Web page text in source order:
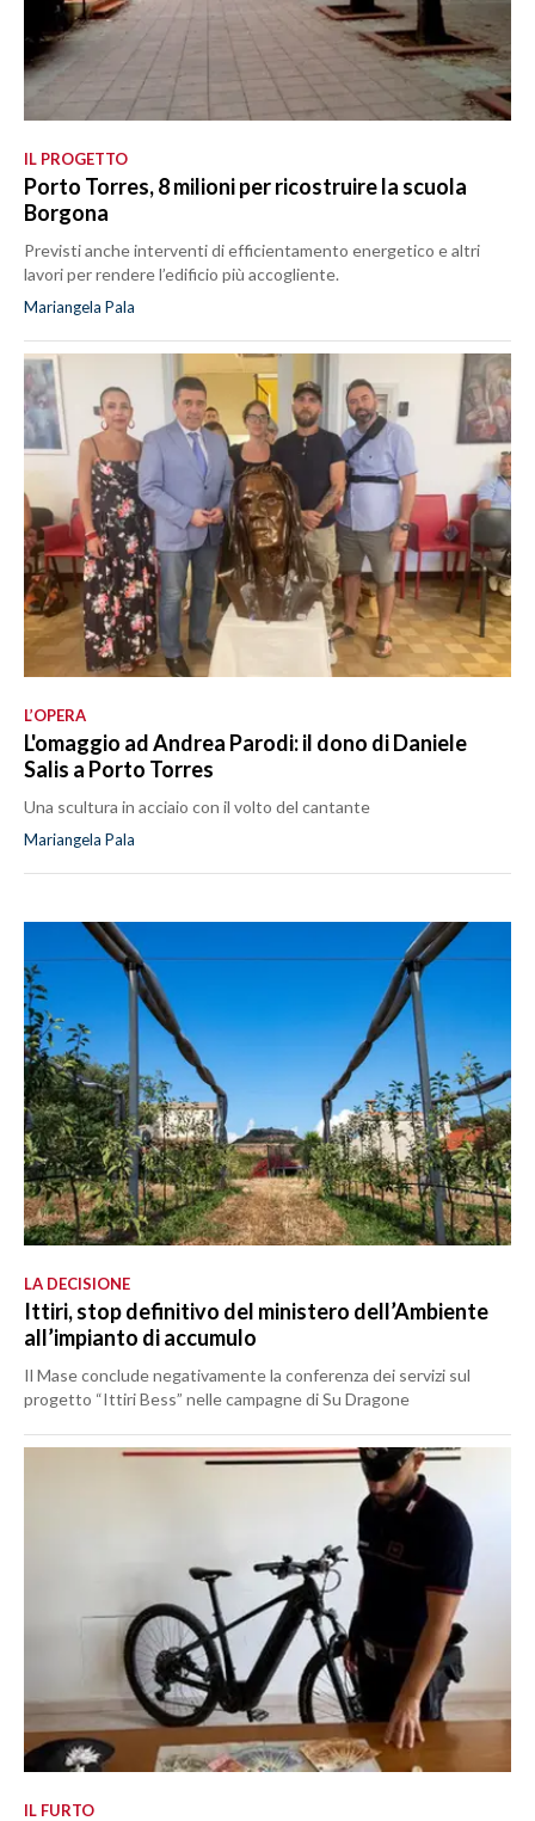
IL PROGETTO
Porto Torres, 8 milioni per ricostruire la scuola
Borgona
Previsti anche interventi di efficientamento energetico e altri
lavori per rendere l’edificio più accogliente.
Mariangela Pala
L’OPERA
L'omaggio ad Andrea Parodi: il dono di Daniele
Salis a Porto Torres
Una scultura in acciaio con il volto del cantante
Mariangela Pala
LA DECISIONE
Ittiri, stop definitivo del ministero dell’Ambiente
all’impianto di accumulo
Il Mase conclude negativamente la conferenza dei servizi sul
progetto “Ittiri Bess” nelle campagne di Su Dragone
IL FURTO